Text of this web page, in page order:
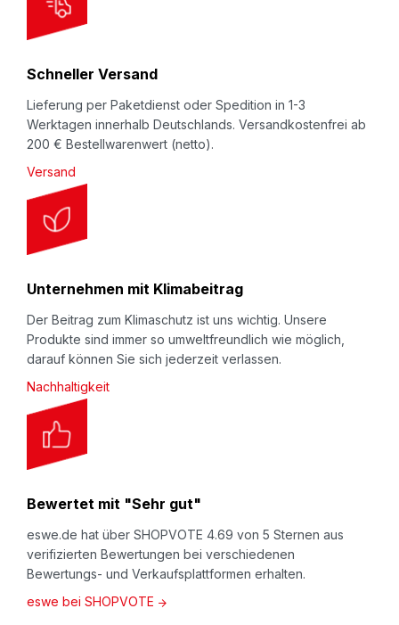
e
r
Schneller Versand
Lieferung per Paketdienst oder Spedition in 1-3
Werktagen innerhalb Deutschlands. Versandkostenfrei ab
200 € Bestellwarenwert (netto).
Versand
Unternehmen mit Klimabeitrag
Der Beitrag zum Klimaschutz ist uns wichtig. Unsere
Produkte sind immer so umweltfreundlich wie möglich,
darauf können Sie sich jederzeit verlassen.
Nachhaltigkeit
Bewertet mit "Sehr gut"
eswe.de hat über SHOPVOTE 4.69 von 5 Sternen aus
verifizierten Bewertungen bei verschiedenen
Bewertungs- und Verkaufsplattformen erhalten.
eswe bei SHOPVOTE